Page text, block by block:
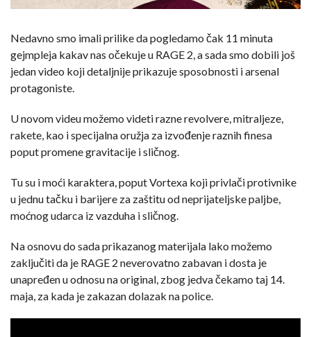
Nedavno smo imali prilike da pogledamo čak 11 minuta
gejmpleja kakav nas očekuje u RAGE 2, a sada smo dobili još
jedan video koji detaljnije prikazuje sposobnosti i arsenal
protagoniste.
U novom videu možemo videti razne revolvere, mitraljeze,
rakete, kao i specijalna oružja za izvođenje raznih finesa
poput promene gravitacije i sličnog.
Tu su i moći karaktera, poput Vortexa koji privlači protivnike
u jednu tačku i barijere za zaštitu od neprijateljske paljbe,
moćnog udarca iz vazduha i sličnog.
Na osnovu do sada prikazanog materijala lako možemo
zaključiti da je RAGE 2 neverovatno zabavan i dosta je
unapređen u odnosu na original, zbog jedva čekamo taj 14.
maja, za kada je zakazan dolazak na police.